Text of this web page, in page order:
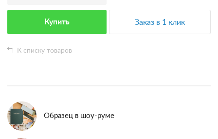
Купить Заказ в 1 клик
К списку товаров
Образец в шоу-руме